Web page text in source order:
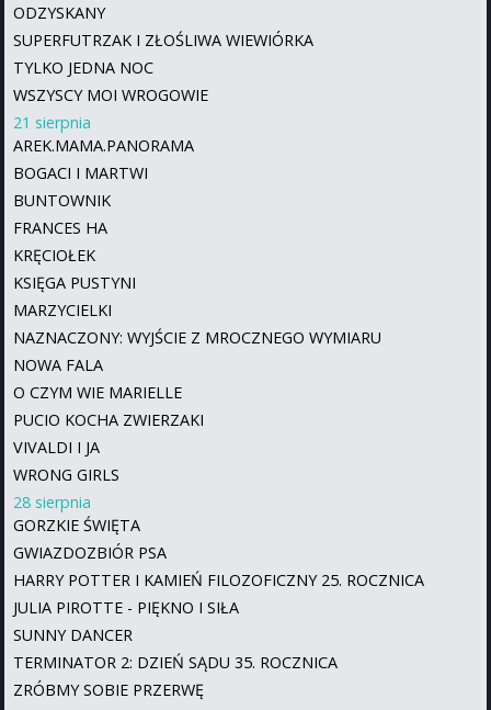
ODZYSKANY
SUPERFUTRZAK I ZŁOŚLIWA WIEWIÓRKA
TYLKO JEDNA NOC
WSZYSCY MOI WROGOWIE
21 sierpnia
AREK.MAMA.PANORAMA
BOGACI I MARTWI
BUNTOWNIK
FRANCES HA
KRĘCIOŁEK
KSIĘGA PUSTYNI
MARZYCIELKI
NAZNACZONY: WYJŚCIE Z MROCZNEGO WYMIARU
NOWA FALA
O CZYM WIE MARIELLE
PUCIO KOCHA ZWIERZAKI
VIVALDI I JA
WRONG GIRLS
28 sierpnia
GORZKIE ŚWIĘTA
GWIAZDOZBIÓR PSA
HARRY POTTER I KAMIEŃ FILOZOFICZNY 25. ROCZNICA
JULIA PIROTTE - PIĘKNO I SIŁA
SUNNY DANCER
TERMINATOR 2: DZIEŃ SĄDU 35. ROCZNICA
ZRÓBMY SOBIE PRZERWĘ